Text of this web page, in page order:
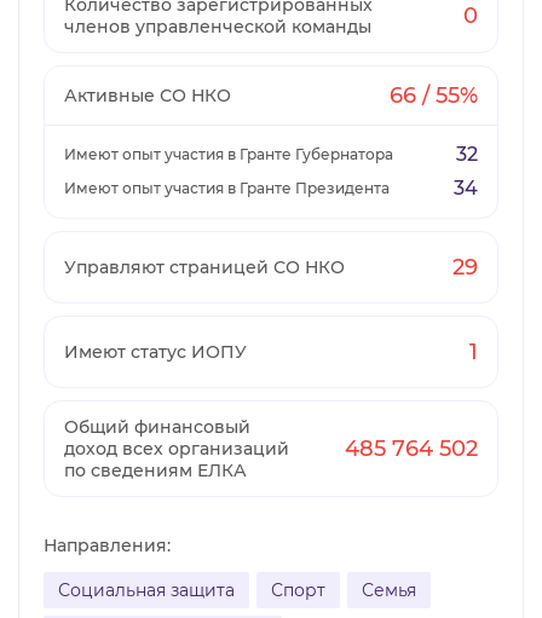
Количество зарегистрированных
членов управленческой команды
0
Активные СО НКО 66 / 55%
Имеют опыт участия в Гранте Губернатора 32
Имеют опыт участия в Гранте Президента 34
Управляют страницей СО НКО 29
Имеют статус ИОПУ 1
Общий финансовый
доход всех организаций
по сведениям ЕЛКА
485 764 502
Направления:
Социальная защита Спорт Семья